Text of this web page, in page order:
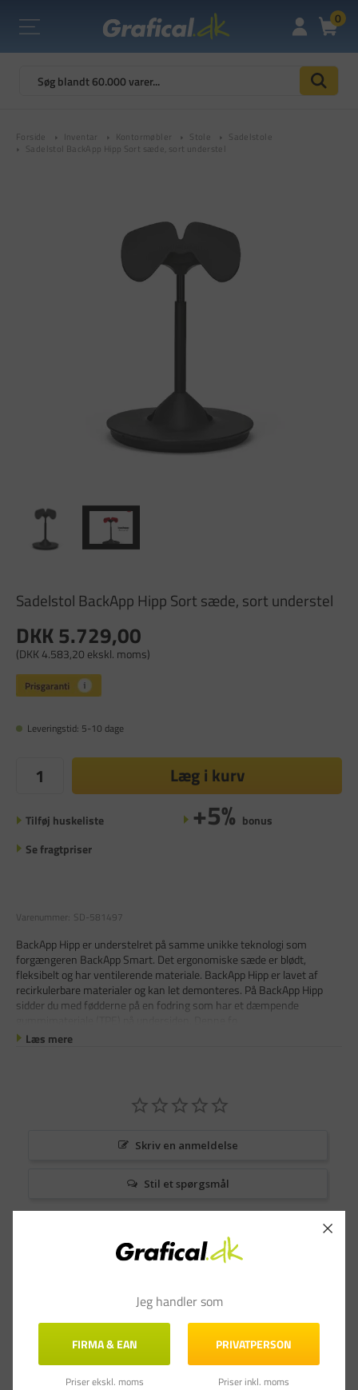
0
Forside Inventar Kontormøbler Stole
Sadelstole
Sadelstol BackApp Hipp Sort sæde, sort understel
Sadelstol BackApp Hipp Sort sæde, sort understel
DKK 5.729,00
(DKK 4.583,20 ekskl. moms)
Leveringstid: 5-10 dage
Læg i kurv
Tilføj huskeliste +5% bonus
Se fragtpriser
Varenummer: SD-581497
BackApp Hipp er understelret på samme unikke teknologi som
forgængeren BackApp Smart. Det ergonomiske sæde er blødt,
fleksibelt og har ventilerende materiale. BackApp Hipp er lavet af
recirkulerbare materialer og kan let demonteres. På BackApp Hipp
sidder du med fødderne på en fodring som har et dæmpende
Læs mere
Skriv en anmeldelse
Stil et spørgsmål
Jeg handler som
FIRMA & EAN
Priser ekskl. moms
PRIVATPERSON
Priser inkl. moms